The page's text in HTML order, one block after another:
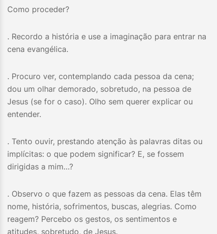
Como proceder?
. Recordo a história e use a imaginação para entrar na
cena evangélica.
. Procuro ver, contemplando cada pessoa da cena;
dou um olhar demorado, sobretudo, na pessoa de
Jesus (se for o caso). Olho sem querer explicar ou
entender.
. Tento ouvir, prestando atenção às palavras ditas ou
implícitas: o que podem significar? E, se fossem
dirigidas a mim…?
. Observo o que fazem as pessoas da cena. Elas têm
nome, história, sofrimentos, buscas, alegrias. Como
reagem? Percebo os gestos, os sentimentos e
atitudes, sobretudo, de Jesus.